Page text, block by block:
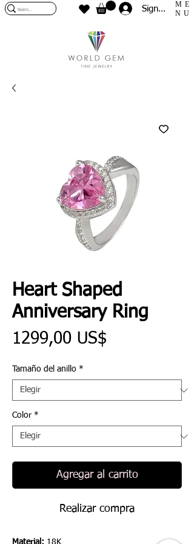
Sign In
ME
NU
Heart Shaped
Anniversary Ring
1299,00 US$
Tamaño del anillo *
Color *
Agregar al carrito
Realizar compra
Material: 18K